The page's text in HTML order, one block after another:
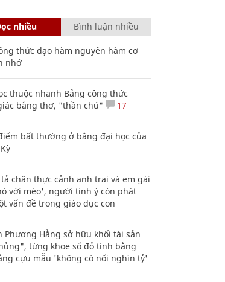
nhiều Bình luận nhiều
thức đạo hàm nguyên hàm cơ
nhớ
thuộc nhanh Bảng công thức
bằng thơ, "thần chú"
17
bất thường ở bằng đại học của
chân thực cảnh anh trai và em gái
với mèo', người tinh ý còn phát
vấn đề trong giáo dục con
Phương Hằng sở hữu khối tài sản
từng khoe sổ đỏ tính bằng
cựu mẫu 'không có nổi nghìn tỷ'